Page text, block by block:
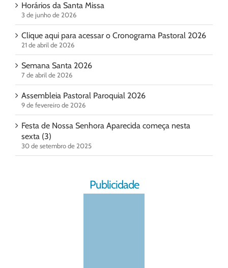
Horários da Santa Missa
3 de junho de 2026
Clique aqui para acessar o Cronograma Pastoral 2026
21 de abril de 2026
Semana Santa 2026
7 de abril de 2026
Assembleia Pastoral Paroquial 2026
9 de fevereiro de 2026
Festa de Nossa Senhora Aparecida começa nesta
sexta (3)
30 de setembro de 2025
Publicidade